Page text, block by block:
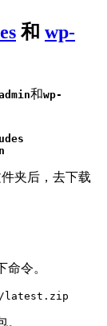
和 wp-
和wp-
夹后，去下载
命令。
latest.zip